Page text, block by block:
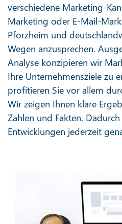
verschiedene Marketing-
Marketing oder E-Mail-
Pforzheim und
Wegen anzusprechen.
Analyse konzipieren wir
Ihre Unternehmensziele zu
profitieren Sie vor allem
Wir zeigen Ihnen klare
Zahlen und Fakten.
Entwicklungen jederzeit